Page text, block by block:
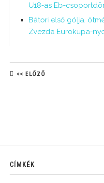
U18-as Eb-
Bátori első gólja,
Zvezda Eurokupa-
<< ELŐZŐ
CÍMKÉK